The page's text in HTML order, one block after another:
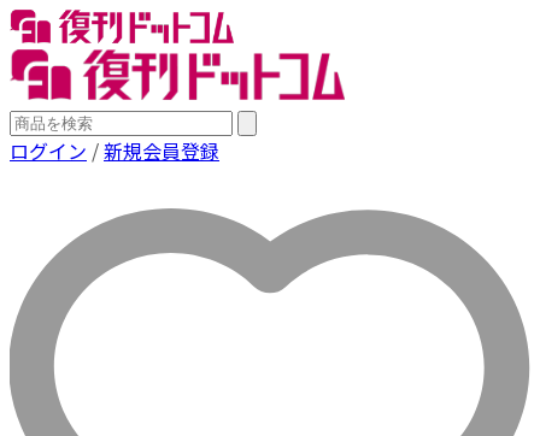
ログイン /新規会員登録